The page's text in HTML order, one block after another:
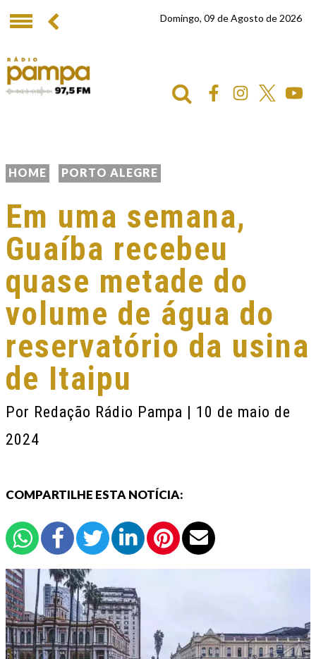
Domingo, 09 de Agosto de 2026
HOME PORTO ALEGRE
Em uma semana,
Guaíba recebeu
quase metade do
volume de água do
reservatório da usina
de Itaipu
Por Redação Rádio Pampa | 10 de maio de
2024
COMPARTILHE ESTA NOTÍCIA: